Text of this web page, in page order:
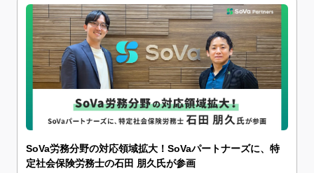
SoVa労務分野の対応領域拡大！SoVaパートナーズに、特
定社会保険労務士の石田 朋久氏が参画